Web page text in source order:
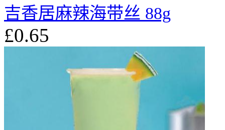
吉香居麻辣海带丝 88g
£0.65